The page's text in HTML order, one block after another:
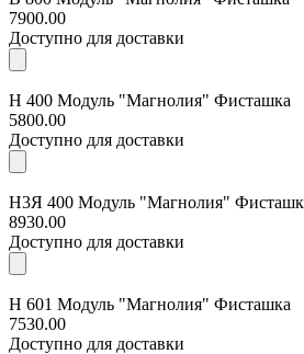
7900.00
Доступно для доставки
Н 400 Модуль "Магнолия" Фисташка
5800.00
Доступно для доставки
Н3Я 400 Модуль "Магнолия"
8930.00
Доступно для доставки
Н 601 Модуль "Магнолия" Фисташка
7530.00
Доступно для доставки